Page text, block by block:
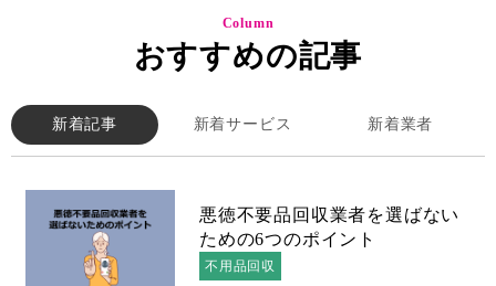
Column
おすすめの記事
新着記事 新着サービス 新着業者
悪徳不要品回収業者を選ばない
ための6つのポイント
不用品回収